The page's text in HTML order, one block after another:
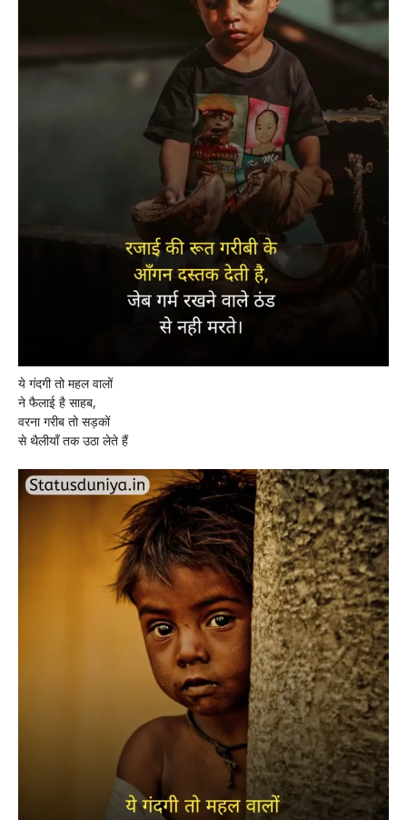
ये गंदगी तो महल वालों
ने फैलाई है साहब,
वरना गरीब तो सड़कों
से थैलीयाँ तक उठा लेते हैं